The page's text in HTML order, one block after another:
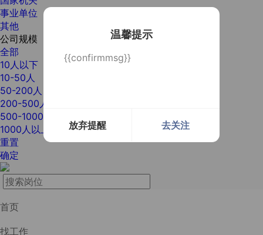
温馨提示
{{confirmmsg}}
放弃提醒 去关注
事业单位
其他
公司规模
全部
10人以下
10-50人
50-200人
200-500人
500-1000人
1000人以上
重置
确定
首页
找工作